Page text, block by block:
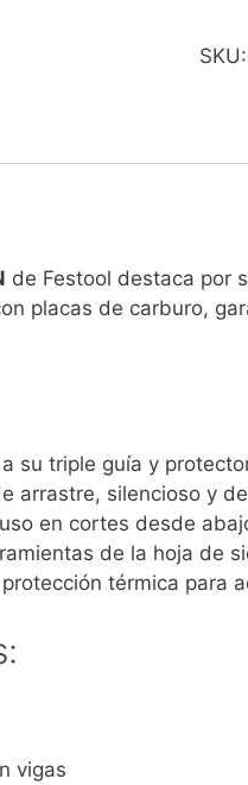
SKU:
de Festool destaca por
placas de carburo,
su triple guía y
arrastre, silencioso y
en cortes desde
de la hoja de
térmica para
vigas